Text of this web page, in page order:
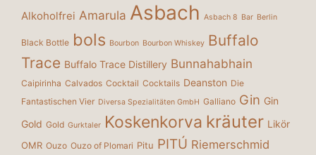
Alkoholfrei Amarula Asbach Asbach 8 Bar Berlin
Black Bottle bols Bourbon Bourbon Whiskey Buffalo
Trace Buffalo Trace Distillery Bunnahabhain
Caipirinha Calvados Cocktail Cocktails Deanston Die
Fantastischen Vier Diversa Spezialitäten GmbH Galliano Gin Gin
Gold Gold Gurktaler Koskenkorva kräuter Likör
OMR Ouzo Ouzo of Plomari Pitu PITÚ Riemerschmid